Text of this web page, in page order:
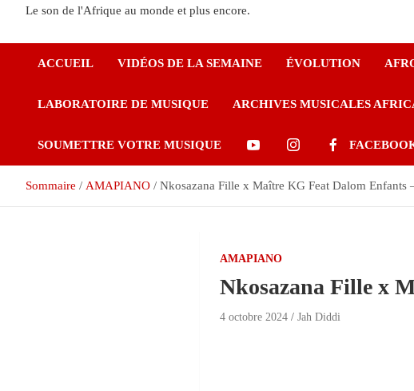
Le son de l'Afrique au monde et plus encore.
ACCUEIL VIDÉOS DE LA SEMAINE ÉVOLUTION
LABORATOIRE DE MUSIQUE ARCHIVES MUSICALES
SOUMETTRE VOTRE MUSIQUE
Sommaire AMAPIANO Nkosazana Fille x Maître KG Feat Dalom Enfants
AMAPIANO
Nkosazana Fille x
4 octobre 2024 Jah Diddi